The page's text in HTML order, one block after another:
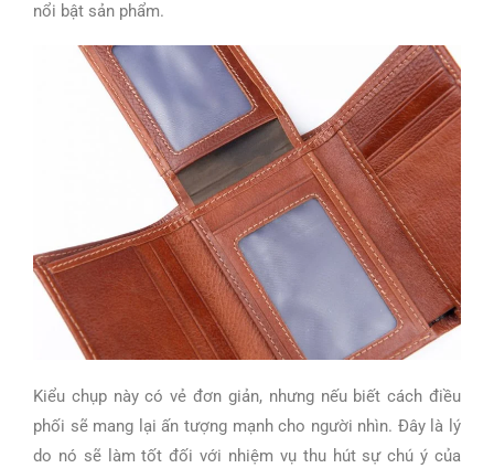
nổi bật sản phẩm.
Kiểu chụp này có vẻ đơn giản, nhưng nếu biết cách điều
phối sẽ mang lại ấn tượng mạnh cho người nhìn. Đây là lý
do nó sẽ làm tốt đối với nhiệm vụ thu hút sự chú ý của